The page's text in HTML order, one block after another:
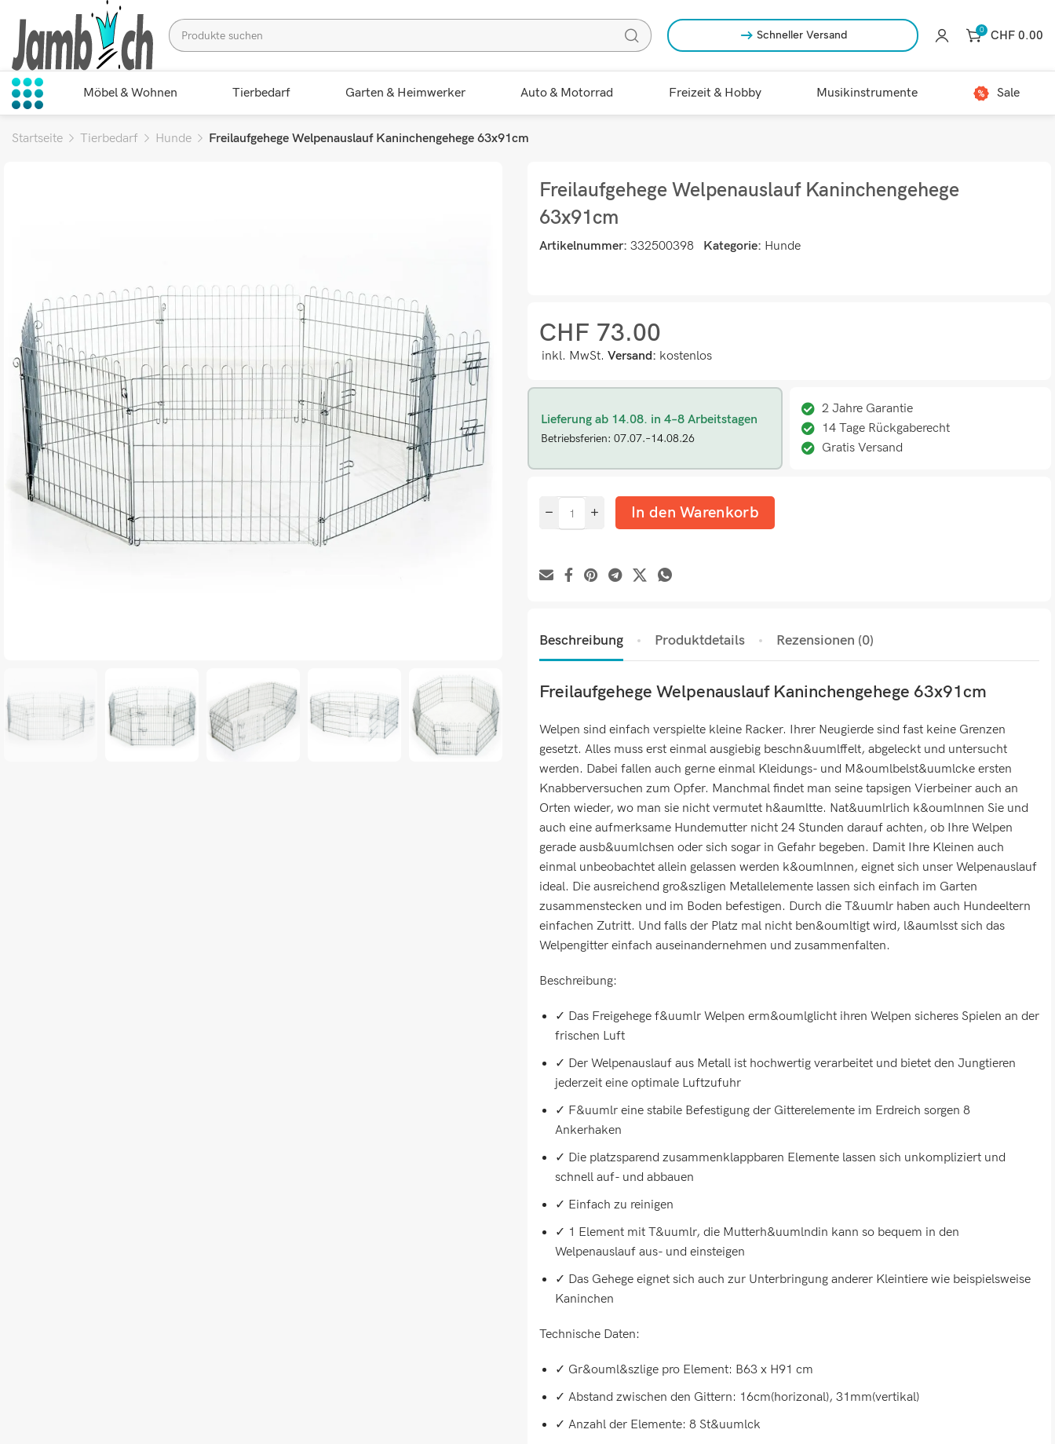
Schneller Versand 0 CHF 0.00
Möbel & Wohnen Tierbedarf Garten & Heimwerker Auto & Motorrad Freizeit & Hobby Musikinstrumente Sale
Startseite Tierbedarf Hunde Freilaufgehege Welpenauslauf Kaninchengehege 63x91cm
Freilaufgehege Welpenauslauf Kaninchengehege
63x91cm
Artikelnummer: 332500398 Kategorie: Hunde
CHF 73.00
inkl. MwSt. Versand: kostenlos
Lieferung ab 14.08. in 4–8 Arbeitstagen
Betriebsferien: 07.07.–14.08.26
2 Jahre Garantie
14 Tage Rückgaberecht
Gratis Versand
In den Warenkorb
Beschreibung Produktdetails Rezensionen (0)
Freilaufgehege Welpenauslauf Kaninchengehege 63x91cm
Welpen sind einfach verspielte kleine Racker. Ihrer Neugierde sind fast keine Grenzen
gesetzt. Alles muss erst einmal ausgiebig beschn&uumlffelt, abgeleckt und untersucht
werden. Dabei fallen auch gerne einmal Kleidungs- und M&oumlbelst&uumlcke ersten
Knabberversuchen zum Opfer. Manchmal findet man seine tapsigen Vierbeiner auch an
Orten wieder, wo man sie nicht vermutet h&aumltte. Nat&uumlrlich k&oumlnnen Sie und
auch eine aufmerksame Hundemutter nicht 24 Stunden darauf achten, ob Ihre Welpen
gerade ausb&uumlchsen oder sich sogar in Gefahr begeben. Damit Ihre Kleinen auch
einmal unbeobachtet allein gelassen werden k&oumlnnen, eignet sich unser Welpenauslauf
ideal. Die ausreichend gro&szligen Metallelemente lassen sich einfach im Garten
zusammenstecken und im Boden befestigen. Durch die T&uumlr haben auch Hundeeltern
einfachen Zutritt. Und falls der Platz mal nicht ben&oumltigt wird, l&aumlsst sich das
Welpengitter einfach auseinandernehmen und zusammenfalten.
Beschreibung:
✓ Das Freigehege f&uumlr Welpen erm&oumlglicht ihren Welpen sicheres Spielen an der
frischen Luft
✓ Der Welpenauslauf aus Metall ist hochwertig verarbeitet und bietet den Jungtieren
jederzeit eine optimale Luftzufuhr
✓ F&uumlr eine stabile Befestigung der Gitterelemente im Erdreich sorgen 8
Ankerhaken
✓ Die platzsparend zusammenklappbaren Elemente lassen sich unkompliziert und
schnell auf- und abbauen
✓ Einfach zu reinigen
✓ 1 Element mit T&uumlr, die Mutterh&uumlndin kann so bequem in den
Welpenauslauf aus- und einsteigen
✓ Das Gehege eignet sich auch zur Unterbringung anderer Kleintiere wie beispielsweise
Kaninchen
Technische Daten:
✓ Gr&ouml&szlige pro Element: B63 x H91 cm
✓ Abstand zwischen den Gittern: 16cm(horizonal), 31mm(vertikal)
✓ Anzahl der Elemente: 8 St&uumlck